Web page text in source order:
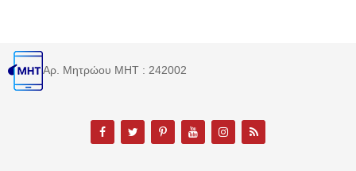
Αρ. Μητρώου MHT : 242002